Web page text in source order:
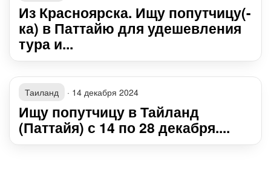
Из Красноярска. Ищу попутчицу(-
ка) в Паттайю для удешевления
тура и...
Таиланд · 14 декабря 2024
Ищу попутчицу в Тайланд
(Паттайя) с 14 по 28 декабря....